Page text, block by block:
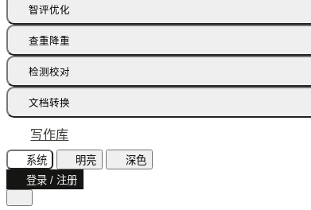
多语种降痕
同义词替换
智评优化
批注智改
查重降重
论文降重
检测校对
AI 文本检测(中文)
AI 文本检测(英文)
AI 图片检测
AI味诊断
文本纠错
文档转换
飞书文档
智能读文
文档识别
写作库
系统 明亮
深色
登录 / 注册